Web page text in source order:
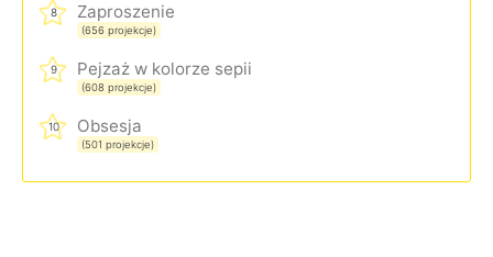
8 Zaproszenie
(656 projekcje)
9 Pejzaż w kolorze sepii
(608 projekcje)
10 Obsesja
(501 projekcje)